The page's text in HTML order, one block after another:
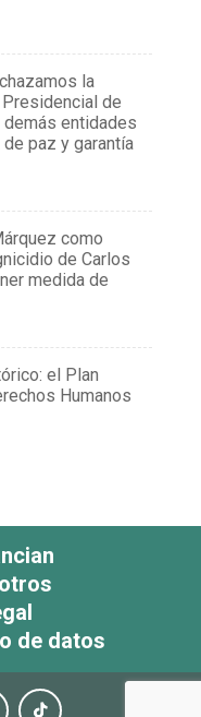
la
de
entidades
paz y garantía
como
de Carlos
medida de
el Plan
Humanos
de datos